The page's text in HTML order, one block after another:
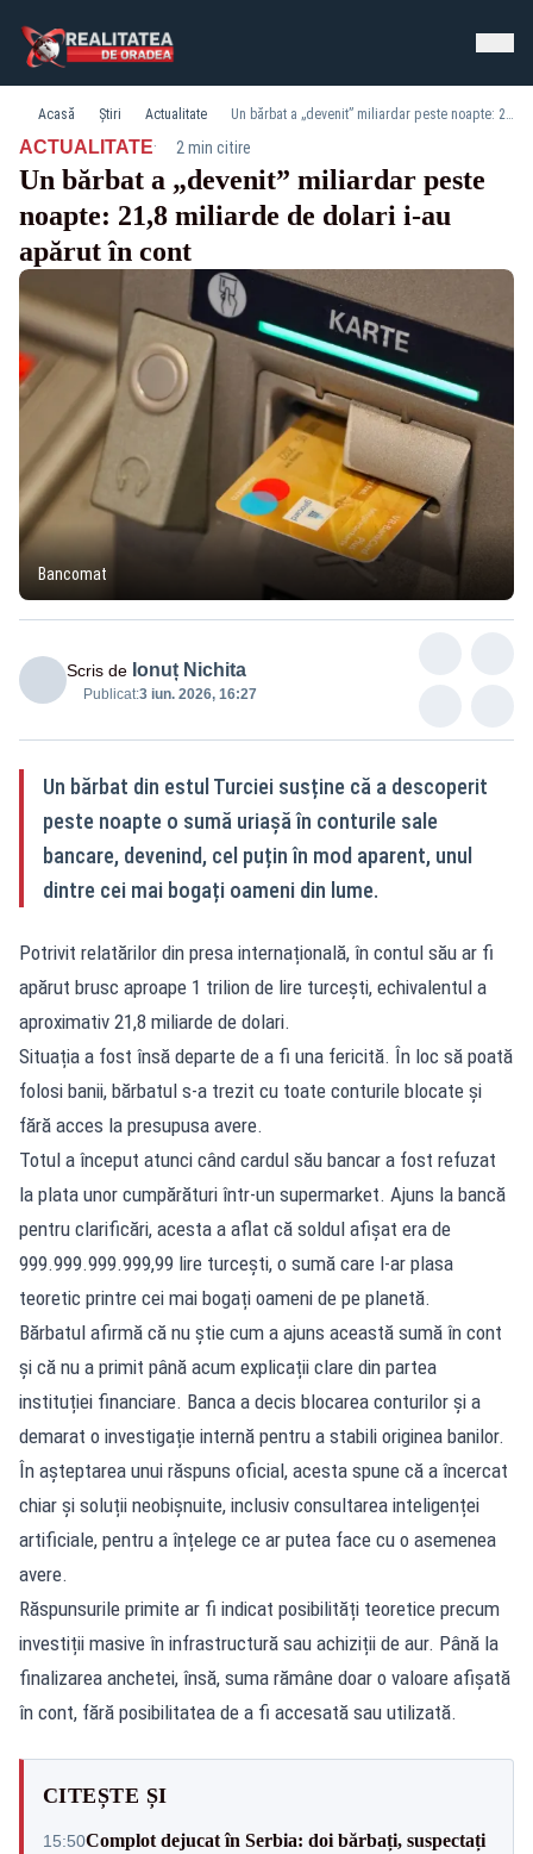
Acasă Știri Actualitate Un bărbat a „devenit” miliardar peste noapte: 21,8 miliarde de dolari i-au apărut în cont
ACTUALITATE· 2 min citire
Un bărbat a „devenit” miliardar peste
noapte: 21,8 miliarde de dolari i-au
apărut în cont
Bancomat
Scris de Ionuț Nichita
Publicat:3 iun. 2026, 16:27
Un bărbat din estul Turciei susține că a descoperit
peste noapte o sumă uriașă în conturile sale
bancare, devenind, cel puțin în mod aparent, unul
dintre cei mai bogați oameni din lume.
Potrivit relatărilor din presa internațională, în contul său ar fi
apărut brusc aproape 1 trilion de lire turcești, echivalentul a
aproximativ 21,8 miliarde de dolari.
Situația a fost însă departe de a fi una fericită. În loc să poată
folosi banii, bărbatul s-a trezit cu toate conturile blocate și
fără acces la presupusa avere.
Totul a început atunci când cardul său bancar a fost refuzat
la plata unor cumpărături într-un supermarket. Ajuns la bancă
pentru clarificări, acesta a aflat că soldul afișat era de
999.999.999.999,99 lire turcești, o sumă care l-ar plasa
teoretic printre cei mai bogați oameni de pe planetă.
Bărbatul afirmă că nu știe cum a ajuns această sumă în cont
și că nu a primit până acum explicații clare din partea
instituției financiare. Banca a decis blocarea conturilor și a
demarat o investigație internă pentru a stabili originea banilor.
În așteptarea unui răspuns oficial, acesta spune că a încercat
chiar și soluții neobișnuite, inclusiv consultarea inteligenței
artificiale, pentru a înțelege ce ar putea face cu o asemenea
avere.
Răspunsurile primite ar fi indicat posibilități teoretice precum
investiții masive în infrastructură sau achiziții de aur. Până la
finalizarea anchetei, însă, suma rămâne doar o valoare afișată
în cont, fără posibilitatea de a fi accesată sau utilizată.
CITEȘTE ȘI
15:50Complot dejucat în Serbia: doi bărbați, suspectați